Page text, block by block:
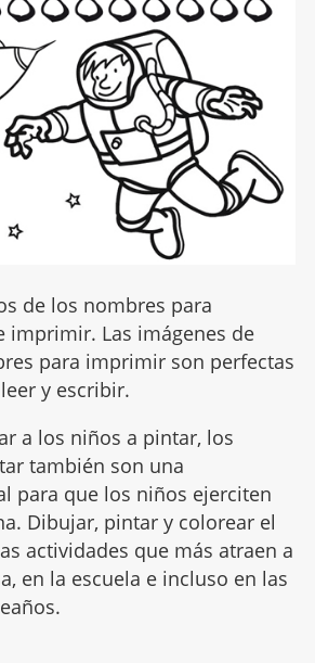
de los nombres para
imprimir. Las imágenes de
para imprimir son perfectas
y escribir.
a los niños a pintar, los
también son una
para que los niños ejerciten
Dibujar, pintar y colorear el
actividades que más atraen a
en la escuela e incluso en las